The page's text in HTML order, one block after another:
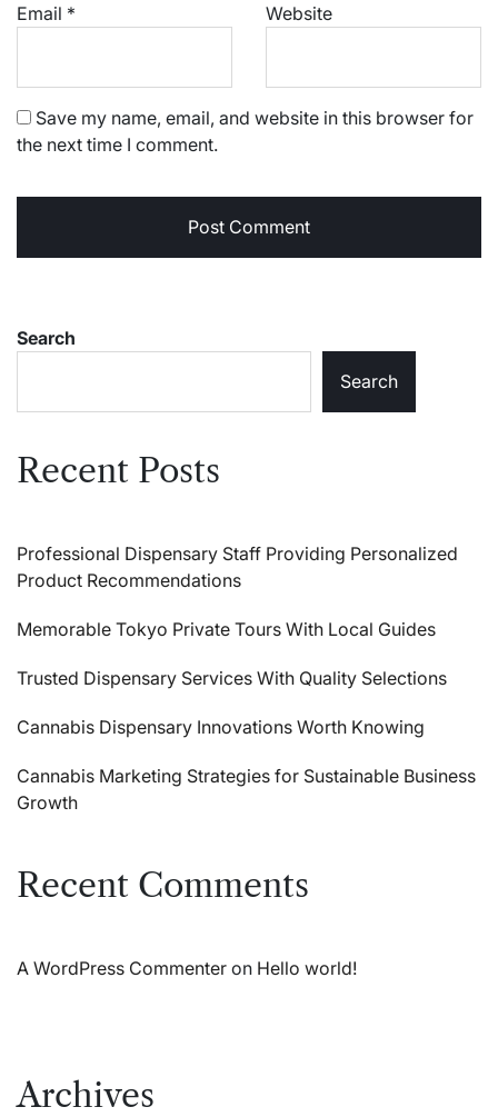
Email * Website
Save my name, email, and website in this browser for
the next time I comment.
Search
Search
Recent Posts
Professional Dispensary Staff Providing Personalized
Product Recommendations
Memorable Tokyo Private Tours With Local Guides
Trusted Dispensary Services With Quality Selections
Cannabis Dispensary Innovations Worth Knowing
Cannabis Marketing Strategies for Sustainable Business
Growth
Recent Comments
A WordPress Commenter on Hello world!
Archives